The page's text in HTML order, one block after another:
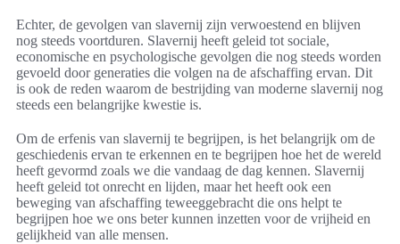
Echter, de gevolgen van slavernij zijn verwoestend en blijven
nog steeds voortduren. Slavernij heeft geleid tot sociale,
economische en psychologische gevolgen die nog steeds worden
gevoeld door generaties die volgen na de afschaffing ervan. Dit
is ook de reden waarom de bestrijding van moderne slavernij nog
steeds een belangrijke kwestie is.
Om de erfenis van slavernij te begrijpen, is het belangrijk om de
geschiedenis ervan te erkennen en te begrijpen hoe het de wereld
heeft gevormd zoals we die vandaag de dag kennen. Slavernij
heeft geleid tot onrecht en lijden, maar het heeft ook een
beweging van afschaffing teweeggebracht die ons helpt te
begrijpen hoe we ons beter kunnen inzetten voor de vrijheid en
gelijkheid van alle mensen.